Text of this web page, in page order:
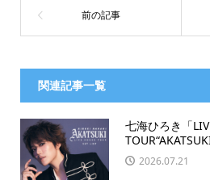
関連記事一覧
七海ひろき「
2026.07.21